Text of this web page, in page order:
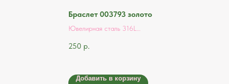
Браслет 003793 золото
Ювелирная сталь 316L
серебряный цвет- полированная
250 р.
Добавить в корзину